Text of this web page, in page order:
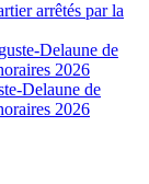
arrêtés par la
Delaune de
2026
Delaune de
2026